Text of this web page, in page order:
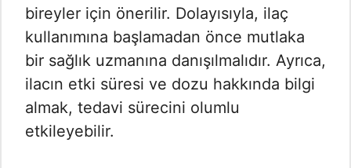
bireyler için önerilir. Dolayısıyla, ilaç
kullanımına başlamadan önce mutlaka
bir sağlık uzmanına danışılmalıdır. Ayrıca,
ilacın etki süresi ve dozu hakkında bilgi
almak, tedavi sürecini olumlu
etkileyebilir.